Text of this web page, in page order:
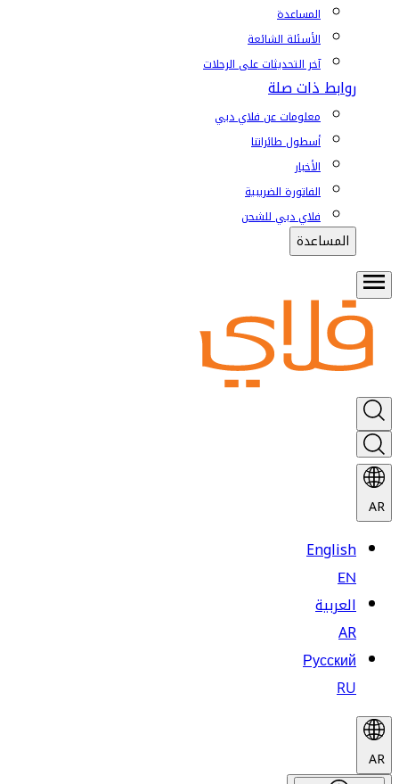
المساعدة
الأسئلة الشائعة
آخر التحديثات على الرحلات
روابط ذات صلة
معلومات عن فلاي دبي
أسطول طائراتنا
الأخبار
الفاتورة الضريبية
فلاي دبي للشحن
المساعدة
AR
English
EN
العربية
AR
Русский
RU
AR